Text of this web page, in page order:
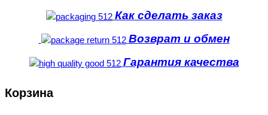
Как сделать заказ
Возврат и обмен
Гарантия качества
Корзина